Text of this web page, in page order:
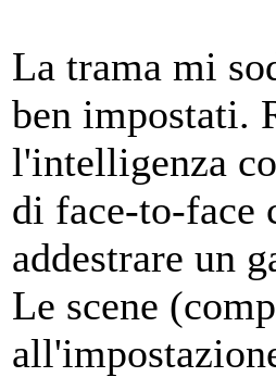
La trama mi
ben impostati.
l'intelligenza
di face-to-face
addestrare un
Le scene